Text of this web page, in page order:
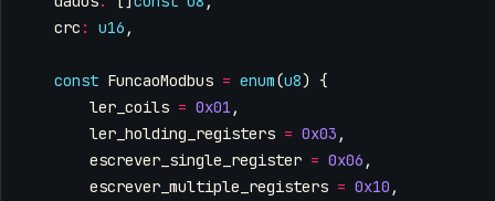
crc : u16 ,
const FuncaoModbus = enum(u8) {
ler_coils = 0x01 ,
ler_holding_registers = 0x03 ,
escrever_single_register = 0x06 ,
escrever_multiple_registers = 0x10 ,